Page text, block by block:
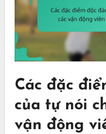
Các đặc
của tự nói
vận động